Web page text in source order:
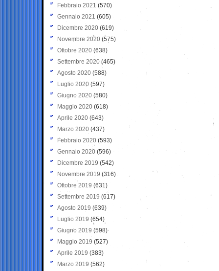
Febbraio 2021 (570)
Gennaio 2021 (605)
Dicembre 2020 (619)
Novembre 2020 (575)
Ottobre 2020 (638)
Settembre 2020(465)
Agosto 2020 (588)
Luglio 2020 (597)
Giugno 2020 (580)
Maggio 2020 (618)
Aprile 2020 (643)
Marzo 2020 (437)
Febbraio 2020 (593)
Gennaio 2020 (596)
Dicembre 2019 (542)
Novembre 2019 (316)
Ottobre 2019 (631)
Settembre 2019 (617)
Agosto 2019 (639)
Luglio 2019 (654)
Giugno 2019 (598)
Maggio 2019 (527)
Aprile 2019 (383)
Marzo 2019 (562)